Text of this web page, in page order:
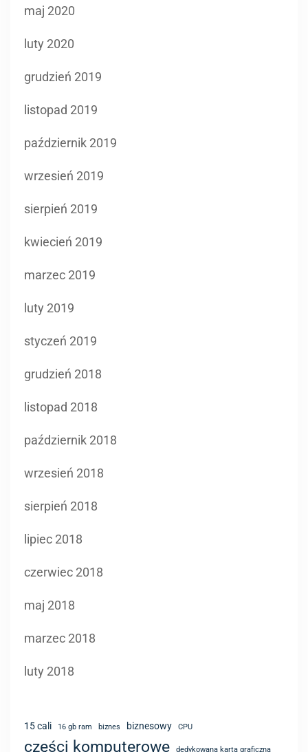
maj 2020
luty 2020
grudzień 2019
listopad 2019
październik 2019
wrzesień 2019
sierpień 2019
kwiecień 2019
marzec 2019
luty 2019
styczeń 2019
grudzień 2018
listopad 2018
październik 2018
wrzesień 2018
sierpień 2018
lipiec 2018
czerwiec 2018
maj 2018
marzec 2018
luty 2018
15 cali 16 gb ram biznes biznesowy CPU
części komputerowe dedykowana karta graficzna